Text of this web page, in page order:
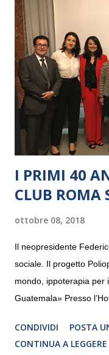
I PRIMI 40
CLUB ROMA
ottobre 08, 2018
Il neopresidente
sociale. Il progetto
mondo, ippoterapia per
Guatemala» Presso
programmazione del
i quaranta anni di
CONDIVIDI
POSTA
CONTINUA A LEGGERE